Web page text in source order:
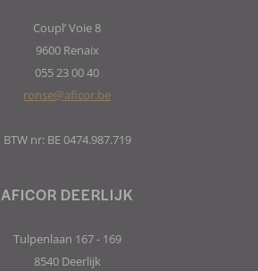
AFICOR DEERLIJK
Tulpenlaan 167 - 169
8540 Deerlijk
Coupl’ Voie 8
9600 Renaix
055 23 00 40
ronse@aficor.be
BTW nr: BE 0474.987.719